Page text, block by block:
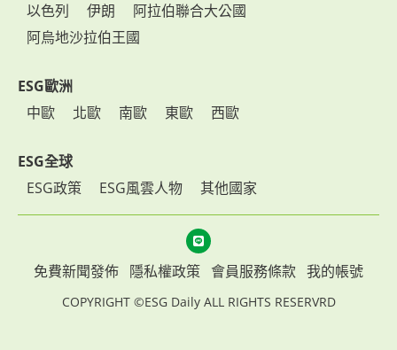
以色列
伊朗
阿拉伯聯合大公國
阿烏地沙拉伯王國
ESG歐洲
中歐
北歐 南歐 東歐 西歐
ESG全球
ESG政策
ESG風雲人物 其他國家
免費新聞發佈 隱私權政策 會員服務條款 我的帳號
COPYRIGHT ©ESG Daily ALL RIGHTS RESERVRD